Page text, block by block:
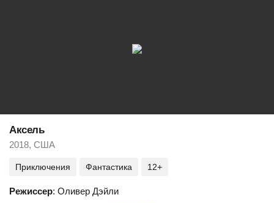
Аксель
2018, США
Приключения Фантастика 12+
Режиссер: Оливер Дэйли